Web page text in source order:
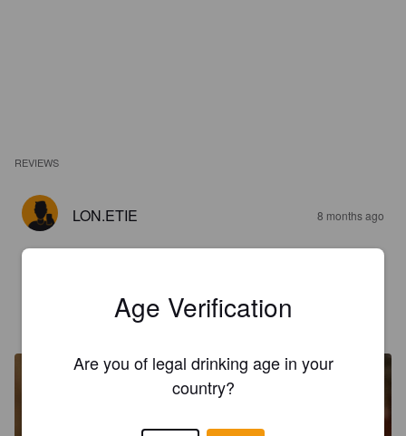
REVIEWS
LON.ETIE 8 months ago
METALLUCAS
Age Verification
Are you of legal drinking age in your
country?